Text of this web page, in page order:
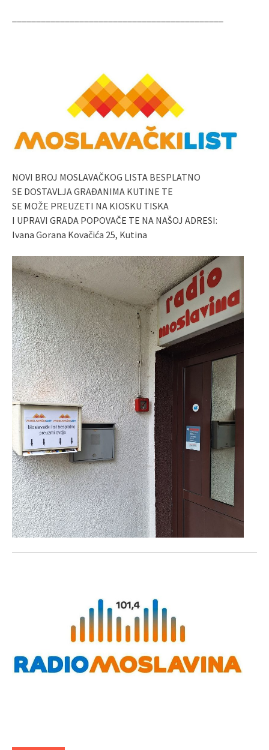
NOVI BROJ MOSLAVAČKOG LISTA BESPLATNO
SE DOSTAVLJA GRAĐANIMA KUTINE TE
SE MOŽE PREUZETI NA KIOSKU TISKA
I UPRAVI GRADA POPOVAČE TE NA NAŠOJ ADRESI:
Ivana Gorana Kovačića 25, Kutina